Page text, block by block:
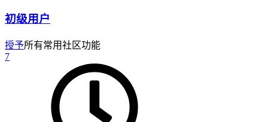
初级用户
授予所有常用社区功能
7